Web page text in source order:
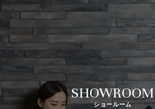
SHOWROOM
ショールーム